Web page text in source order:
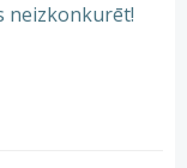
neizkonkurēt!